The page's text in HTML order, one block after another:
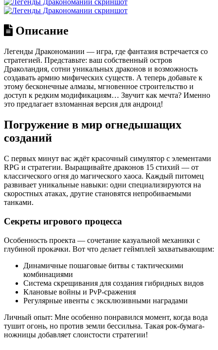
Описание
Легенды Дракономании — игра, где фантазия встречается со
стратегией. Представьте: ваш собственный остров
Драколандия, сотни уникальных драконов и возможность
создавать армию мифических существ. А теперь добавьте к
этому бесконечные алмазы, мгновенное строительство и
доступ к редким модификациям… Звучит как мечта? Именно
это предлагает взломанная версия для андроид!
Погружение в мир огнедышащих
созданий
С первых минут вас ждёт красочный симулятор с элементами
RPG и стратегии. Выращивайте драконов 15 стихий — от
классического огня до магического хаоса. Каждый питомец
развивает уникальные навыки: одни специализируются на
скоростных атаках, другие становятся непробиваемыми
танками.
Секреты игрового процесса
Особенность проекта — сочетание казуальной механики с
глубиной прокачки. Вот что делает геймплей захватывающим:
Динамичные пошаговые битвы с тактическими
комбинациями
Система скрещивания для создания гибридных видов
Клановые войны и PvP-сражения
Регулярные ивенты с эксклюзивными наградами
Личный опыт: Мне особенно понравился момент, когда вода
тушит огонь, но против земли бессильна. Такая рок-бумага-
ножницы добавляет слоистости стратегии!